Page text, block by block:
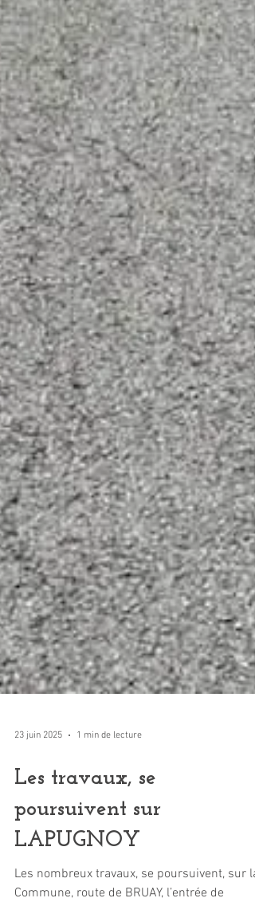
23 juin 2025 1 min de lecture
Les travaux, se
poursuivent sur
LAPUGNOY